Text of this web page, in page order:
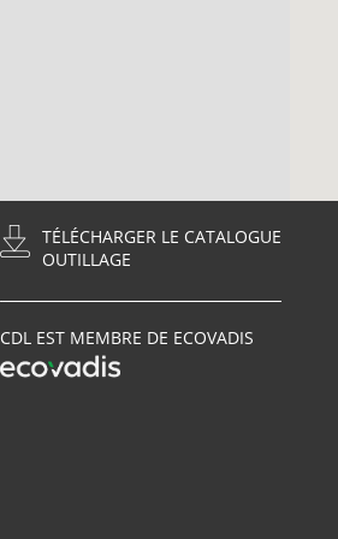
TÉLÉCHARGER LE CATALOGUE
OUTILLAGE
CDL EST MEMBRE DE ECOVADIS